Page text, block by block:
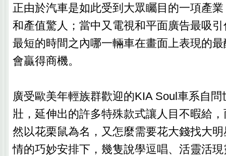
正由於汽車是如此受到大眾矚目的一項產
和產值驚人；當中又電視和平面廣告最吸
最短的時間之內哪一輛車在畫面上表現的
會贏得商機。
廣受歐美年輕族群歡迎的KIA Soul車系自
壯，延伸出的許多特殊款式讓人目不暇給
然以花栗鼠為名，又怎麼需要花大錢找大
情的巧妙安排下，幾隻說學逗唱、活靈活